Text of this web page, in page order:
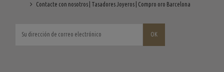
Contacte con nosotros | Tasadores Joyeros | Compro oro Barcelona